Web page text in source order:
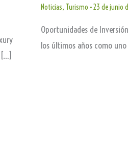
[…]
Noticias, Turismo •23 de junio
Oportunidades de
los últimos años como